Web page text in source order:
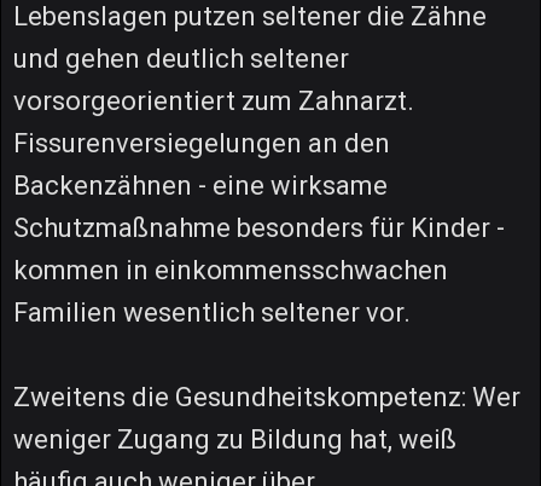
Lebenslagen putzen seltener die Zähne
und gehen deutlich seltener
vorsorgeorientiert zum Zahnarzt.
Fissurenversiegelungen an den
Backenzähnen - eine wirksame
Schutzmaßnahme besonders für Kinder -
kommen in einkommensschwachen
Familien wesentlich seltener vor.
Zweitens die Gesundheitskompetenz: Wer
weniger Zugang zu Bildung hat, weiß